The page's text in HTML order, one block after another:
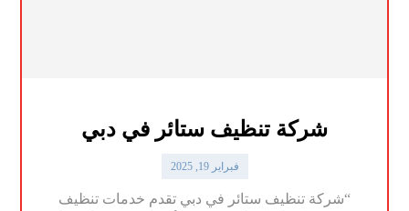
شركة تنظيف ستائر في دبي
فبراير 19, 2025
“شركة تنظيف ستائر في دبي تقدم خدمات تنظيف